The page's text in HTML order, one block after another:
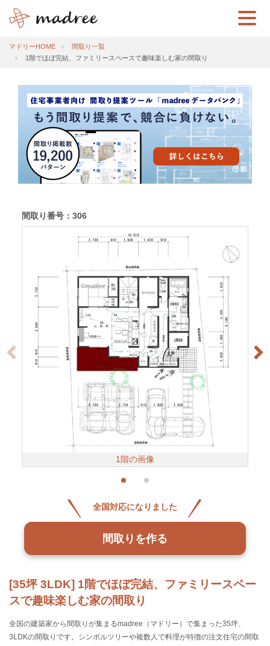
マドリーHOME
間取り一覧
1階でほぼ完結、ファミリースペースで趣味楽しむ家の間取り
[35坪 3LDK] 1階でほぼ完結、ファミリースペー
スで趣味楽しむ家の間取り
全国の建築家から間取りが集まるmadree（マドリー）で集まった35坪、
3LDKの間取りです。シンボルツリーや複数人で料理が特徴の注文住宅の間取
間取り番号：306
1階の画像
全国対応になりました
間取りを作る